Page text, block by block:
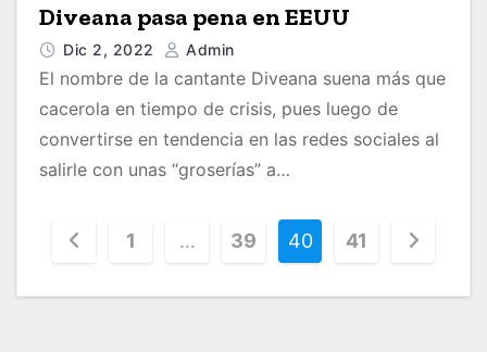
Diveana pasa pena en EEUU
Dic 2, 2022 Admin
El nombre de la cantante Diveana suena más que
cacerola en tiempo de crisis, pues luego de
convertirse en tendencia en las redes sociales al
salirle con unas “groserías” a…
1 … 39 40 41